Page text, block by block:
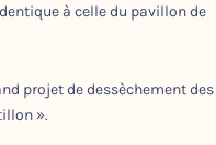
à celle du pavillon de
projet de dessèchement des
».